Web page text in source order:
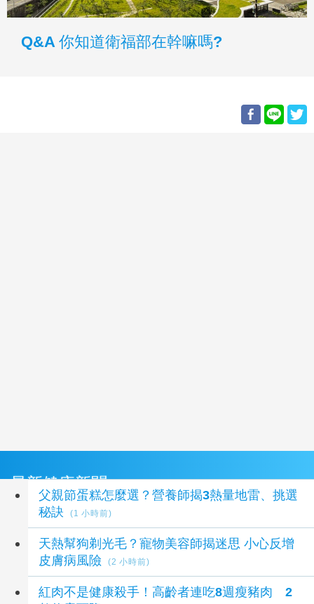
Q&A 你知道衛福部在幹嘛嗎?
最新健康新聞
父親節蛋糕怎麼選？營養師揭3熱量地雷、挑選
秘訣
(1 小時前)
天熱幫狗剃光毛？寵物美容師揭迷思 小心反增
皮膚病風險
(2 小時前)
紅肉不是健康殺手！高齡者連吃8週瘦豬肉 2